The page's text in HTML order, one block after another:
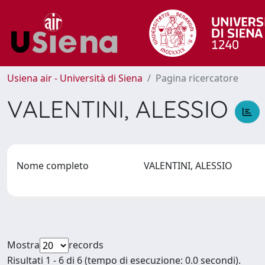
Usiena air - Università di Siena Pagina ricercatore
VALENTINI, ALESSIO
Nome completo VALENTINI, ALESSIO
Mostra
records
Risultati 1 - 6 di 6 (tempo di esecuzione: 0.0 secondi).